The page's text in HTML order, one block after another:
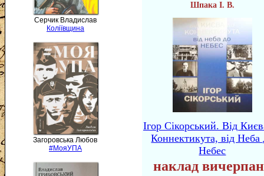
Серчик Владислав
Коліївщина
Загоровська Любов
#МояУПА
Шпака І. В.
Ігор Сікорський. Від
Коннектикута, від Неба
Небес
наклад